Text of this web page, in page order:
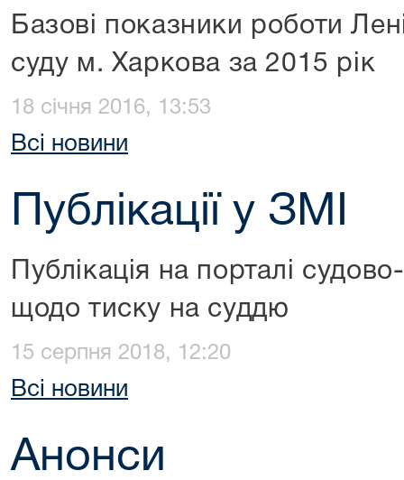
Базові показники роботи
суду м. Харкова за 2015 рік
18 січня 2016, 13:53
Всі новини
Публікації у ЗМІ
Публікація на порталі
щодо тиску на суддю
15 серпня 2018, 12:20
Всі новини
Анонси